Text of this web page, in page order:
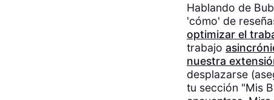
Hablando de
'cómo' de
optimizar el
trabajo
nuestra
desplazarse
tu sección "Mis